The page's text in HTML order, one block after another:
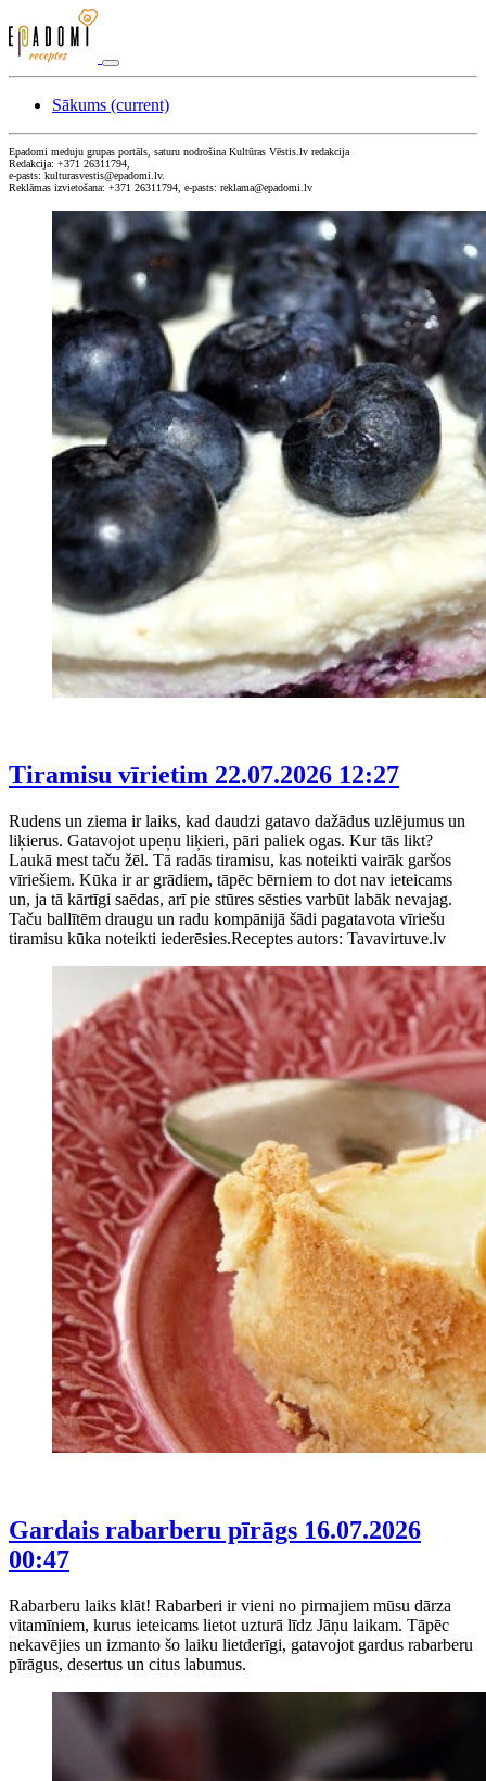
Sākums (current)
Epadomi meduju grupas portāls, saturu nodrošina Kultūras Vēstis.lv redakcija
Redakcija: +371 26311794,
e-pasts: kulturasvestis@epadomi.lv.
Reklāmas izvietošana: +371 26311794, e-pasts: reklama@epadomi.lv
Tiramisu vīrietim 22.07.2026 12:27
Rudens un ziema ir laiks, kad daudzi gatavo dažādus uzlējumus un
liķierus. Gatavojot upeņu liķieri, pāri paliek ogas. Kur tās likt?
Laukā mest taču žēl. Tā radās tiramisu, kas noteikti vairāk garšos
vīriešiem. Kūka ir ar grādiem, tāpēc bērniem to dot nav ieteicams
un, ja tā kārtīgi saēdas, arī pie stūres sēsties varbūt labāk nevajag.
Taču ballītēm draugu un radu kompānijā šādi pagatavota vīriešu
tiramisu kūka noteikti iederēsies.Receptes autors: Tavavirtuve.lv
Gardais rabarberu pīrāgs 16.07.2026
00:47
Rabarberu laiks klāt! Rabarberi ir vieni no pirmajiem mūsu dārza
vitamīniem, kurus ieteicams lietot uzturā līdz Jāņu laikam. Tāpēc
nekavējies un izmanto šo laiku lietderīgi, gatavojot gardus rabarberu
pīrāgus, desertus un citus labumus.